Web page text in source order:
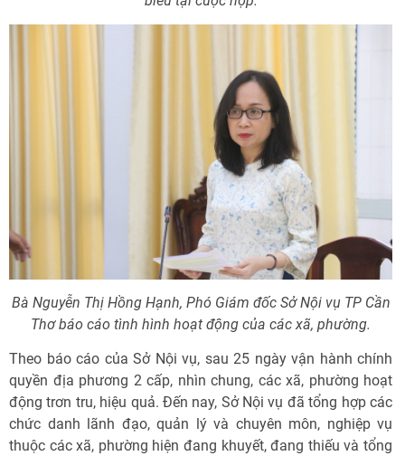
Bà Nguyễn Thị Hồng Hạnh, Phó Giám đốc Sở Nội vụ TP Cần
Thơ báo cáo tình hình hoạt động của các xã, phường.
Theo báo cáo của Sở Nội vụ, sau 25 ngày vận hành chính
quyền địa phương 2 cấp, nhìn chung, các xã, phường hoạt
động trơn tru, hiệu quả. Đến nay, Sở Nội vụ đã tổng hợp các
chức danh lãnh đạo, quản lý và chuyên môn, nghiệp vụ
thuộc các xã, phường hiện đang khuyết, đang thiếu và tổng